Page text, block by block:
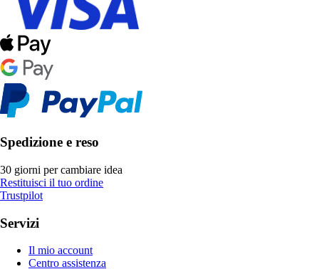
Spedizione e reso
30 giorni per cambiare idea
Restituisci il tuo ordine
Trustpilot
Servizi
Il mio account
Centro assistenza